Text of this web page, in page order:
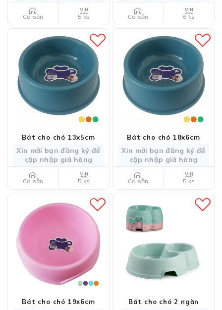
Có sẵn 5 ks Có sẵn 6 ks
Bát cho chó 13x5cm
Xin mời bạn đăng ký để
cập nhập giá hàng
Có sẵn 5 ks
Bát cho chó 18x6cm
Xin mời bạn đăng ký để
cập nhập giá hàng
Có sẵn 5 ks
Bát cho chó 19x6cm Bát cho chó 2 ngăn